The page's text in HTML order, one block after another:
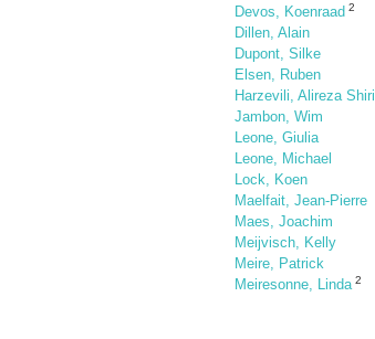
Devos, Koenraad 2
Dillen, Alain
Dupont, Silke
Elsen, Ruben
Harzevili, Alireza Shiri
Jambon, Wim
Leone, Giulia
Leone, Michael
Lock, Koen
Maelfait, Jean-Pierre
Maes, Joachim
Meijvisch, Kelly
Meire, Patrick
Meiresonne, Linda 2